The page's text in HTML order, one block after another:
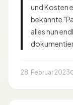
und Kosten
bekannte
alles nun
28. Februar 2023